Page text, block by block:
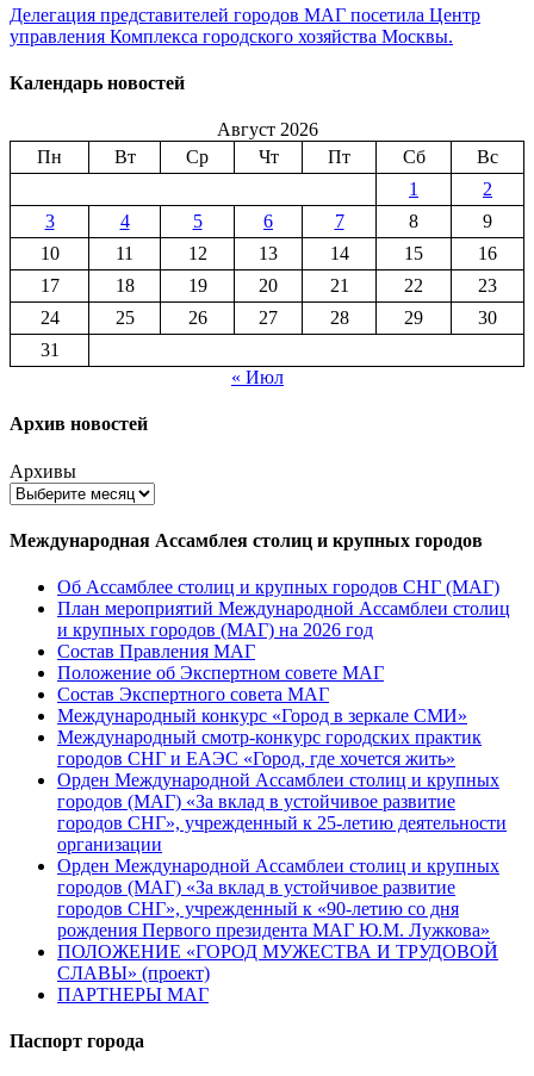
Делегация представителей городов МАГ посетила Центр
управления Комплекса городского хозяйства Москвы.
Календарь новостей
Август 2026
Пн
Вт Ср Чт Пт Сб
Вс
1
2
3
4 5 6 7 8
9
10
11 12 13 14 15
16
17
18 19 20 21 22
23
24
25 26 27 28 29
30
31
« Июл
Архив новостей
Архивы
Международная Ассамблея столиц и крупных городов
Об Ассамблее столиц и крупных городов СНГ (МАГ)
План мероприятий Международной Ассамблеи столиц
и крупных городов (МАГ) на 2026 год
Состав Правления МАГ
Положение об Экспертном совете МАГ
Состав Экспертного совета МАГ
Международный конкурс «Город в зеркале СМИ»
Международный смотр-конкурс городских практик
городов СНГ и ЕАЭС «Город, где хочется жить»
Орден Международной Ассамблеи столиц и крупных
городов (МАГ) «За вклад в устойчивое развитие
городов СНГ», учрежденный к 25-летию деятельности
организации
Орден Международной Ассамблеи столиц и крупных
городов (МАГ) «За вклад в устойчивое развитие
городов СНГ», учрежденный к «90-летию со дня
рождения Первого президента МАГ Ю.М. Лужкова»
ПОЛОЖЕНИЕ «ГОРОД МУЖЕСТВА И ТРУДОВОЙ
СЛАВЫ» (проект)
ПАРТНЕРЫ МАГ
Паспорт города